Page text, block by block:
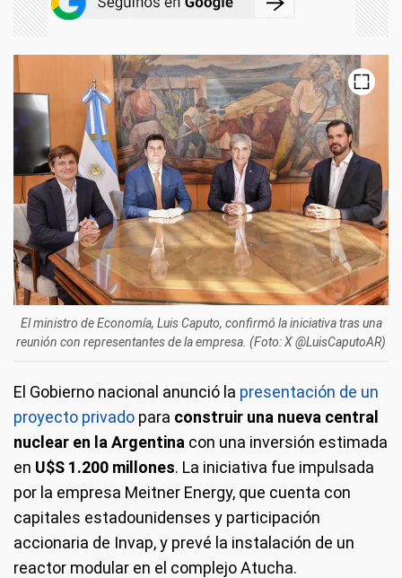
El ministro de Economía, Luis Caputo, confirmó la iniciativa tras una
reunión con representantes de la empresa. (Foto: X @LuisCaputoAR)
El Gobierno nacional anunció la presentación de un
proyecto privado para construir una nueva central
nuclear en la Argentina con una inversión estimada
en U$S 1.200 millones. La iniciativa fue impulsada
por la empresa Meitner Energy, que cuenta con
capitales estadounidenses y participación
accionaria de Invap, y prevé la instalación de un
reactor modular en el complejo Atucha.